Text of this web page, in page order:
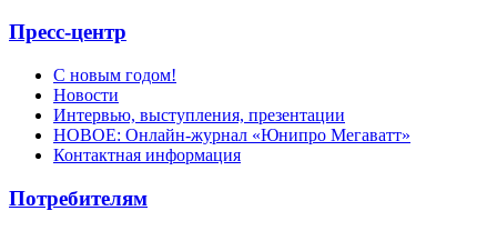
Пресс-центр
С новым годом!
Новости
Интервью, выступления, презентации
НОВОЕ: Онлайн-журнал «Юнипро Мегаватт»
Контактная информация
Потребителям